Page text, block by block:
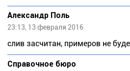
Александр Поль
23:13, 13 февраля 2016
слив засчитан, примеров не
Справочное бюро